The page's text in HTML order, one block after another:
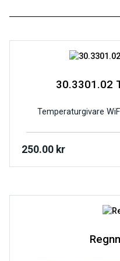
30.3301.02
Temperaturgivare
250.00 kr